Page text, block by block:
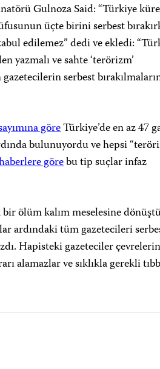
Gulnoza Said: “Türkiye
üçte birini serbest
edilemez” dedi ve ekledi:
ve sahte ‘terörizm’
serbest
göreTürkiye’de en az 47
bulunuyordu ve hepsi
görebu tip suçlar infaz
ölüm kalım meselesine
ardındaki tüm gazetecileri
Hapisteki gazeteciler
alamazlar ve sıklıkla gerekli